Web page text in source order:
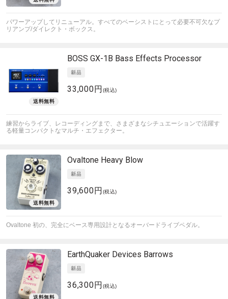
パワーアップしてリニューアル。すべてのベーシストにとって必要不可欠なプ
リアンプ/ダイレクト・ボックス。
BOSS GX-1B Bass Effects Processor
33,000円 (税込)
練習からライブ、レコーディングまで、さまざまなシチュエーションで活躍す
る軽量コンパクトなマルチ・エフェクター。
Ovaltone Heavy Blow
39,600円 (税込)
Ovaltone 初の、完全にベース専用設計となるオーバードライブペダル。
EarthQuaker Devices Barrows
36,300円 (税込)